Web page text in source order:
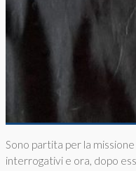
Sono partita per la
interrogativi e ora, dopo